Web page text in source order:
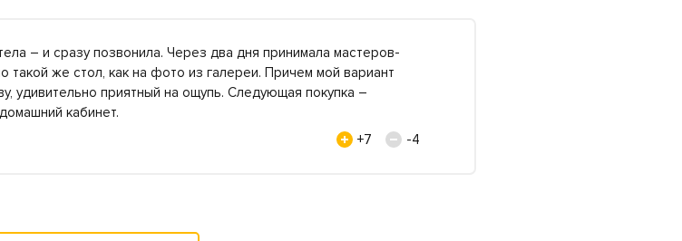
– и сразу позвонила. Через два дня принимала мастеров-
такой же стол, как на фото из галереи. Причем мой вариант
удивительно приятный на ощупь. Следующая покупка –
кабинет.
+7
-4